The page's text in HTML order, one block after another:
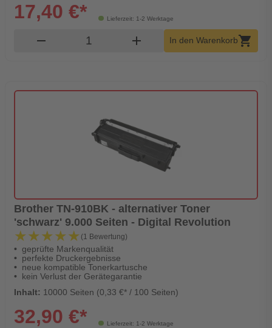
Lieferzeit: 1-2 Werktage
17,40 €*
remove Produkt Warenkorb Menge
add In den Warenkorbshopping_cart
Brother TN-910BK - alternativer Toner
'schwarz' 9.000 Seiten - Digital Revolution
★★★★★
★★★★★ (1 Bewertung)
geprüfte Markenqualität
perfekte Druckergebnisse
neue kompatible Tonerkartusche
kein Verlust der Gerätegarantie
Inhalt: 10000 Seiten (0,33 €* / 100 Seiten)
Lieferzeit: 1-2 Werktage
32,90 €*